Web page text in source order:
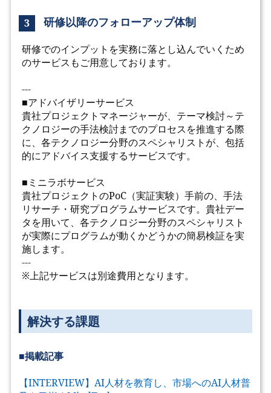
3 研修以降のフォローアップ体制
研修でのインプットを実務に落とし込んでいくため
のサービスもご用意しております。
---
■アドバイザリーサービス
貴社プロジェクトマネージャーが、テーマ検討～テ
クノロジーの手法検討までのプロセスを推進する際
に、各テクノロジー分野のスペシャリストが、包括
的にアドバイス支援するサービスです。
■ミニラボサービス
貴社プロジェクトのPoC（実証実験）手前の、手法
リサーチ・研究プログラムサービスです。貴社デー
タを用いて、各テクノロジー分野のスペシャリスト
が実際にプログラムが動くかどうかの簡易検証を実
施します。
---
※上記サービスは別途費用となります。
解決する課題
■掲載記事
【INTERVIEW】AI人材を教育し、市場へのAI人材普